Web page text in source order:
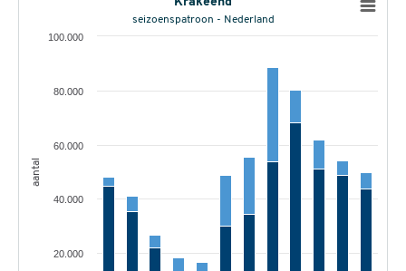
aantal
seizoenspatroon - Nederland
20.000
40.000
60.000
80.000
100.000